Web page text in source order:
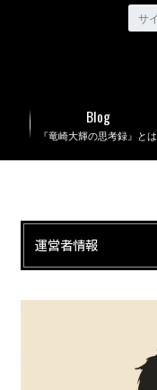
『竜崎大輝の思考録』とは
Blog
運営者情報